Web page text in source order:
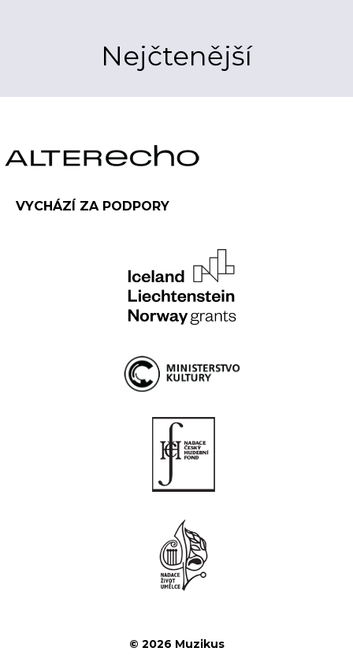
Nejčtenější
VYCHÁZÍ ZA PODPORY
© 2026 Muzikus